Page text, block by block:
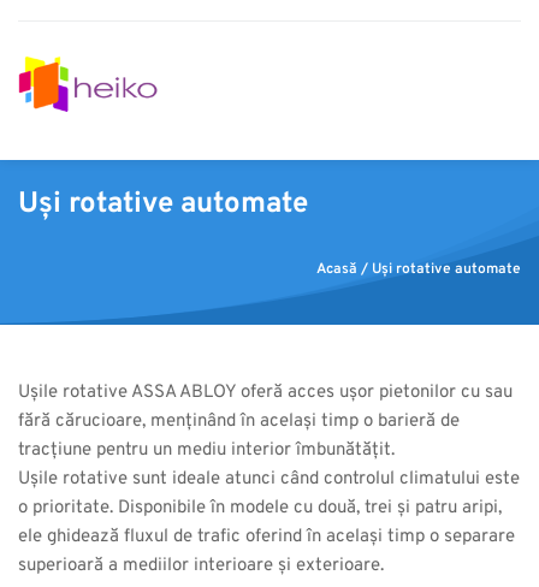
Uși rotative automate
Acasă / Uși rotative automate
Ușile rotative ASSA ABLOY oferă acces ușor pietonilor cu sau
fără cărucioare, menținând în același timp o barieră de
tracțiune pentru un mediu interior îmbunătățit.
Ușile rotative sunt ideale atunci când controlul climatului este
o prioritate. Disponibile în modele cu două, trei și patru aripi,
ele ghidează fluxul de trafic oferind în același timp o separare
superioară a mediilor interioare și exterioare.